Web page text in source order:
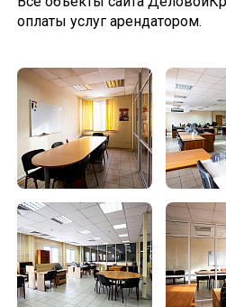
оплаты услуг арендатором.